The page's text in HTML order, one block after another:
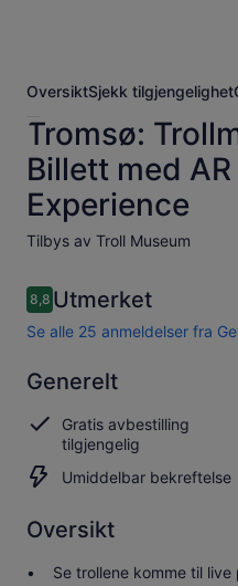
OversiktSjekk tilgjengelighet
Tromsø:
Billett med
Experience
Tilbys av Troll Museum
Anmeldelser
8,88,8 av 10 –
Utmerket
Se alle 25 anmeldelser fra
8.88.8 av 10
Utmerket
Se alle 25
anmeldelser
GetYourGuide
Generelt
Gratis avbestilling
tilgjengelig
Umiddelbar bekreftelse
Oversikt
Se trollene komme til